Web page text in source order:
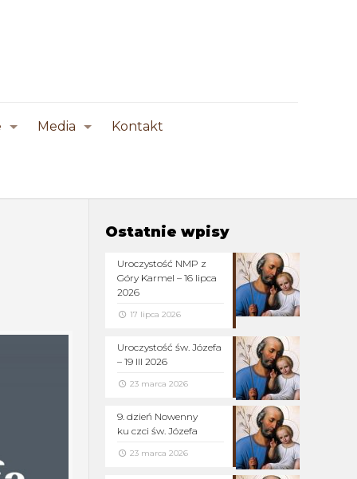
Media Kontakt
Ostatnie wpisy
Uroczystość NMP z
Góry Karmel – 16 lipca
2026
17 lipca 2026
Uroczystość św. Józefa
– 19 III 2026
23 marca 2026
9. dzień Nowenny
ku czci św. Józefa
23 marca 2026